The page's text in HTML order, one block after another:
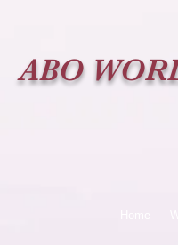
ABO